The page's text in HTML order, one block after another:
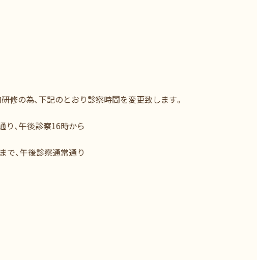
修の為、下記のとおり診察時間を変更致します。
り、午後診察16時から
で、午後診察通常通り